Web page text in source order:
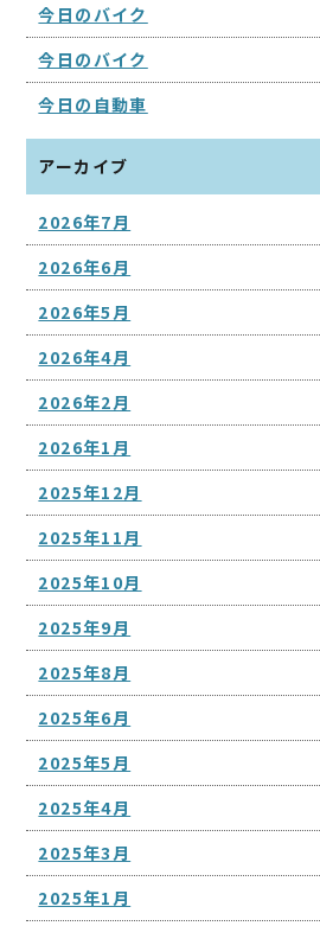
今日のバイク
今日のバイク
今日の自動車
アーカイブ
2026年7月
2026年6月
2026年5月
2026年4月
2026年2月
2026年1月
2025年12月
2025年11月
2025年10月
2025年9月
2025年8月
2025年6月
2025年5月
2025年4月
2025年3月
2025年1月